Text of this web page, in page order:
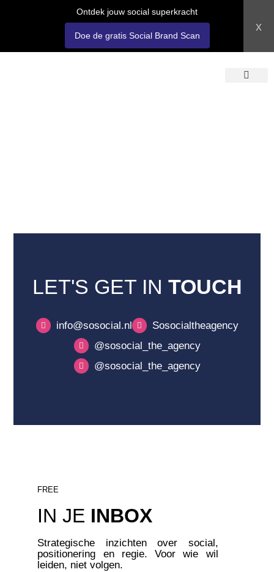
Ontdek jouw social superkracht
Doe de gratis Social Brand Scan
x
LET'S GET IN TOUCH
info@sosocial.nl
Sosocialtheagency
@sosocial_the_agency
@sosocial_the_agency
FREE
IN JE INBOX
Strategische inzichten over social,
positionering en regie. Voor wie wil
leiden, niet volgen.